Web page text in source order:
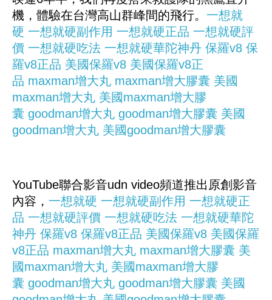
機，體驗在台灣高山群峰間的飛行。 一想就
硬 一想就硬副作用 一想就硬正品 一想就硬評
價 一想就硬吃法 一想就硬華陀神丹 保羅v8 保
羅v8正品 美國保羅v8 美國保羅v8正
品 maxman增大丸 maxman增大膠囊 美國
maxman增大丸 美國maxman增大膠
囊 goodman增大丸 goodman增大膠囊 美國
goodman增大丸 美國goodman增大膠囊
YouTube聯合影音udn video頻道推出原創影音
內容， 一想就硬 一想就硬副作用 一想就硬正
品 一想就硬評價 一想就硬吃法 一想就硬華陀
神丹 保羅v8 保羅v8正品 美國保羅v8 美國保羅
v8正品 maxman增大丸 maxman增大膠囊 美
國maxman增大丸 美國maxman增大膠
囊 goodman增大丸 goodman增大膠囊 美國